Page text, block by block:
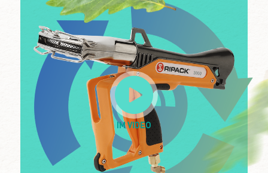
IM VIDEO